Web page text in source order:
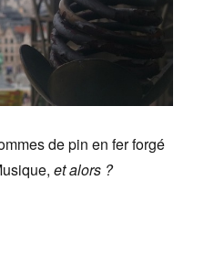
de pin en fer forgé
et alors ?